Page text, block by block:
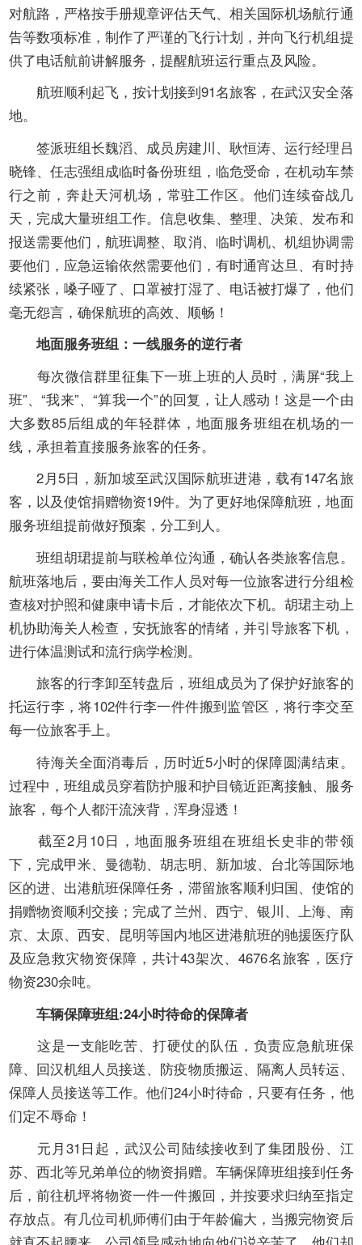
对航路，严格按手册规章评估天气、相关国际机场航行通
告等数项标准，制作了严谨的飞行计划，并向飞行机组提
供了电话航前讲解服务，提醒航班运行重点及风险。
航班顺利起飞，按计划接到91名旅客，在武汉安全落
地。
签派班组长魏滔、成员房建川、耿恒涛、运行经理吕
晓锋、任志强组成临时备份班组，临危受命，在机动车禁
行之前，奔赴天河机场，常驻工作区。他们连续奋战几
天，完成大量班组工作。信息收集、整理、决策、发布和
报送需要他们，航班调整、取消、临时调机、机组协调需
要他们，应急运输依然需要他们，有时通宵达旦、有时持
续紧张，嗓子哑了、口罩被打湿了、电话被打爆了，他们
毫无怨言，确保航班的高效、顺畅！
地面服务班组：一线服务的逆行者
每次微信群里征集下一班上班的人员时，满屏“我上
班”、“我来”、“算我一个”的回复，让人感动！这是一个由
大多数85后组成的年轻群体，地面服务班组在机场的一
线，承担着直接服务旅客的任务。
2月5日，新加坡至武汉国际航班进港，载有147名旅
客，以及使馆捐赠物资19件。为了更好地保障航班，地面
服务班组提前做好预案，分工到人。
班组胡珺提前与联检单位沟通，确认各类旅客信息。
航班落地后，要由海关工作人员对每一位旅客进行分组检
查核对护照和健康申请卡后，才能依次下机。胡珺主动上
机协助海关人检查，安抚旅客的情绪，并引导旅客下机，
进行体温测试和流行病学检测。
旅客的行李卸至转盘后，班组成员为了保护好旅客的
托运行李，将102件行李一件件搬到监管区，将行李交至
每一位旅客手上。
待海关全面消毒后，历时近5小时的保障圆满结束。
过程中，班组成员穿着防护服和护目镜近距离接触、服务
旅客，每个人都汗流浃背，浑身湿透！
截至2月 10日，地面服务班组在班组长史非的带领
下，完成甲米、曼德勒、胡志明、新加坡、台北等国际地
区的进、出港航班保障任务，滞留旅客顺利归国、使馆的
捐赠物资顺利交接；完成了兰州、西宁、银川、上海、南
京、太原、西安、昆明等国内地区进港航班的驰援医疗队
及应急救灾物资保障，共计43架次、4676名旅客，医疗
物资230余吨。
车辆保障班组:24小时待命的保障者
这是一支能吃苦、打硬仗的队伍， 负责应急航班保
障、回汉机组人员接送、防疫物质搬运、隔离人员转运、
保障人员接送等工作。他们24小时待命，只要有任务，他
们定不辱命！
元月31 日起，武汉公司陆续接收到了集团股份、江
苏、西北等兄弟单位的物资捐赠。车辆保障班组接到任务
后，前往机坪将物资一件一件搬回，并按要求归纳至指定
存放点。有几位司机师傅们由于年龄偏大，当搬完物资后